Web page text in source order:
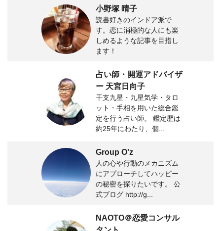
小野塚 晴子
読書好きのインドア派で
す。恋に消極的な人にも楽
しめるような記事を目指し
ます！
占い師・開運アドバイザ
ー 天宮日向子
干支九星・九星気学・タロ
ット・手相を用いた総合鑑
定を行う占い師。 鑑定歴は
約25年にわたり、個...
Group O'z
人の心や行動のメカニズム
にアプローチしてハッピー
の秘密を探りたいです。 公
式ブログ http://g...
NAOTO＠恋愛コンサル